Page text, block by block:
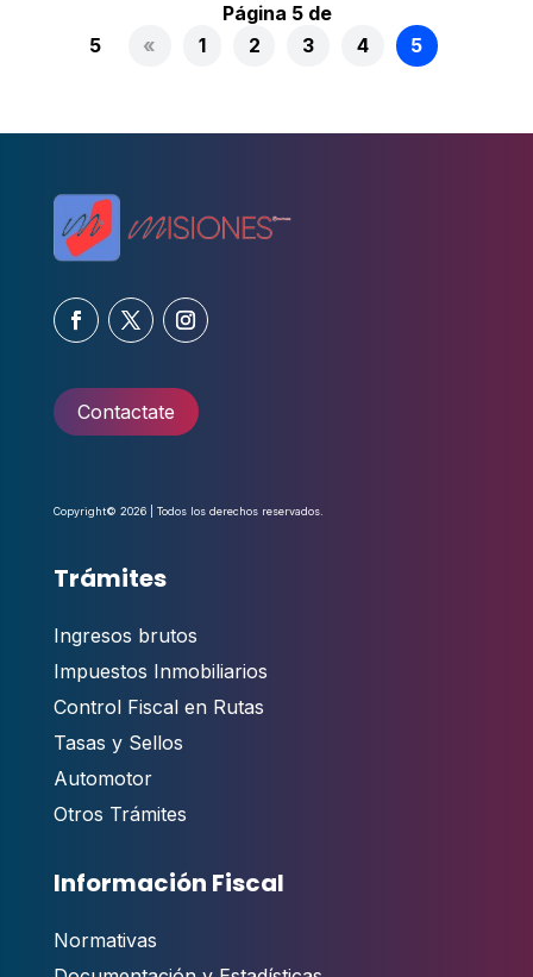
Página 5 de
5
« 1 2 3 4 5
Contactate
Copyright© 2026 | Todos los derechos reservados.
Trámites
Ingresos brutos
Impuestos Inmobiliarios
Control Fiscal en Rutas
Tasas y Sellos
Automotor
Otros Trámites
Información Fiscal
Normativas